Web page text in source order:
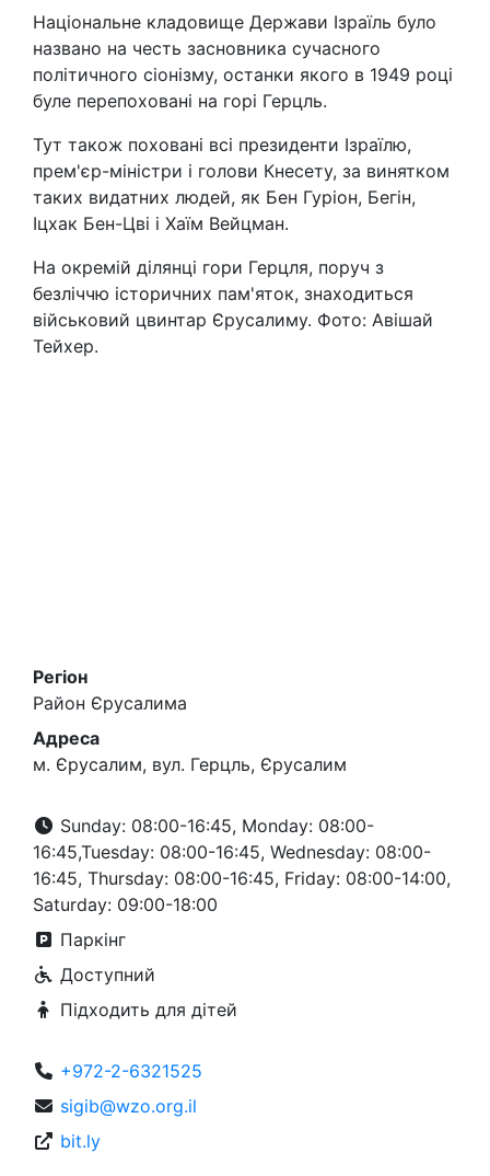
Національне кладовище Держави Ізраїль було
названо на честь засновника сучасного
політичного сіонізму, останки якого в 1949 році
буле перепоховані на горі Герцль.
Тут також поховані всі президенти Ізраїлю,
прем'єр-міністри і голови Кнесету, за винятком
таких видатних людей, як Бен Гуріон, Бегін,
Іцхак Бен-Цві і Хаїм Вейцман.
На окремій ділянці гори Герцля, поруч з
безліччю історичних пам'яток, знаходиться
військовий цвинтар Єрусалиму. Фото: Авішай
Тейхер.
Регіон
Район Єрусалима
Адреса
м. Єрусалим, вул. Герцль, Єрусалим
Sunday: 08:00-16:45, Monday: 08:00-
16:45,Tuesday: 08:00-16:45, Wednesday: 08:00-
16:45, Thursday: 08:00-16:45, Friday: 08:00-14:00,
Saturday: 09:00-18:00
Паркінг
Доступний
Підходить для дітей
+972-2-6321525
sigib@wzo.org.il
bit.ly